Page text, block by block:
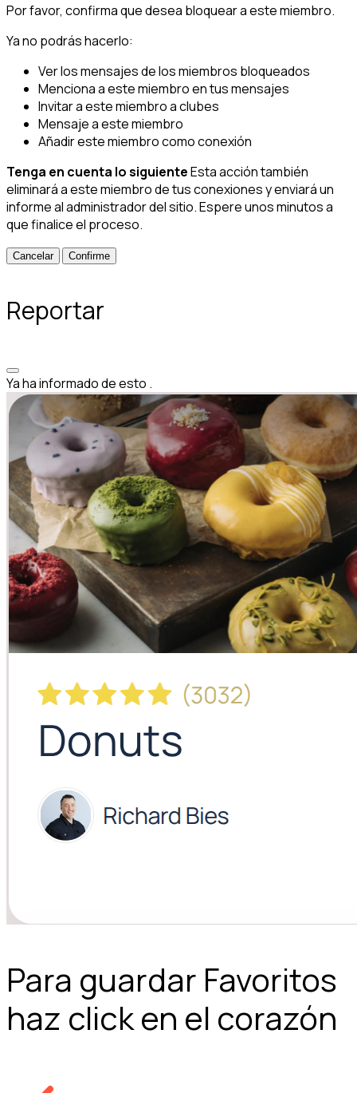
Por favor, confirma que desea bloquear a este miembro.
Ya no podrás hacerlo:
Ver los mensajes de los miembros bloqueados
Menciona a este miembro en tus mensajes
Invitar a este miembro a clubes
Mensaje a este miembro
Añadir este miembro como conexión
Tenga en cuenta lo siguienteEsta acción también
eliminará a este miembro de tus conexiones y enviará un
informe al administrador del sitio. Espere unos minutos a
que finalice el proceso.
Confirme
Reportar
Ya ha informado de esto .
Para guardar Favoritos
haz click en el corazón